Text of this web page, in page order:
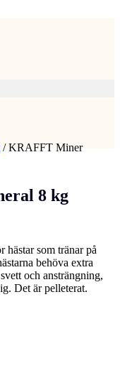
/KRAFFT Miner
8 kg
som tränar på
behöva extra
och ansträngning,
Det är pelleterat.